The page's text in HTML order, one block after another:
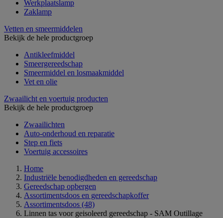
Werkplaatslamp
Zaklamp
Vetten en smeermiddelen
Bekijk de hele productgroep
Antikleefmiddel
Smeergereedschap
Smeermiddel en losmaakmiddel
Vet en olie
Zwaailicht en voertuig producten
Bekijk de hele productgroep
Zwaailichten
Auto-onderhoud en reparatie
Step en fiets
Voertuig accessoires
Home
Industriële benodigdheden en gereedschap
Gereedschap opbergen
Assortimentsdoos en gereedschapkoffer
Assortimentsdoos (48)
Linnen tas voor geisoleerd gereedschap - SAM Outillage